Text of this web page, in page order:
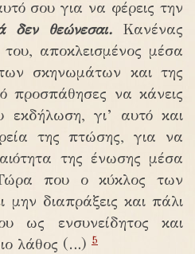
σου για να φέρεις την
δεν θεώνεσαι. Κανένας
αποκλεισμένος μέσα
σκηνωμάτων και της
προσπάθησες να κάνεις
εκδήλωση, γι’ αυτό και
της πτώσης, για να
της ένωσης μέσα
που ο κύκλος των
μην διαπράξεις και πάλι
ως ενσυνείδητος και
λάθος (…) 5